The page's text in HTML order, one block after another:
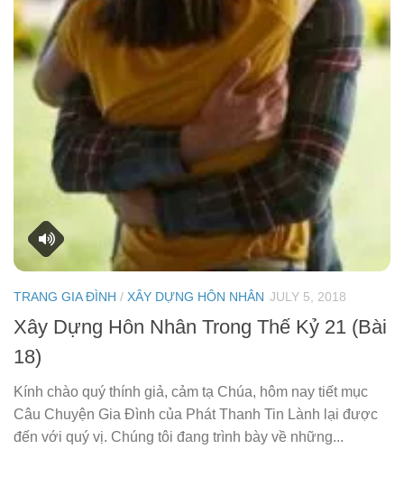
TRANG GIA ĐÌNH / XÂY DỰNG HÔN NHÂN JULY 5, 2018
Xây Dựng Hôn Nhân Trong Thế Kỷ 21 (Bài
18)
Kính chào quý thính giả, cảm tạ Chúa, hôm nay tiết mục
Câu Chuyện Gia Đình của Phát Thanh Tin Lành lại được
đến với quý vị. Chúng tôi đang trình bày về những...